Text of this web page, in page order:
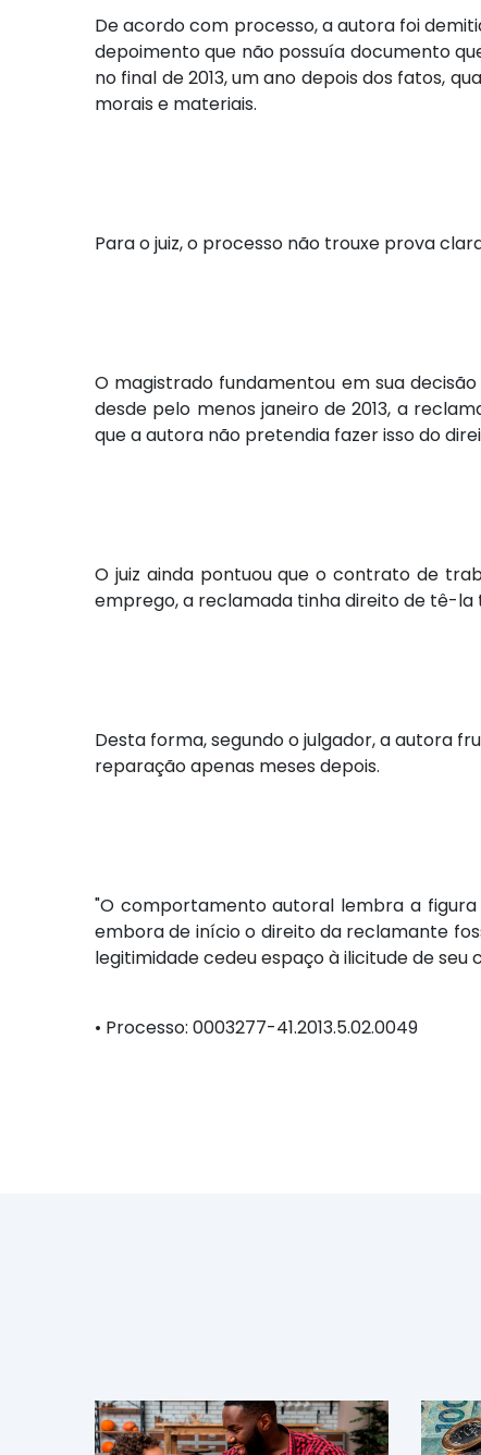
De acordo com processo, a autora foi
depoimento que não possuía documento
no final de 2013, um ano depois dos fatos,
morais e materiais.
Para o juiz, o processo não trouxe prova
O magistrado fundamentou em sua
desde pelo menos janeiro de 2013, a
que a autora não pretendia fazer isso do
O juiz ainda pontuou que o contrato de
emprego, a reclamada tinha direito de tê-la
Desta forma, segundo o julgador, a autora
reparação apenas meses depois.
"O comportamento autoral lembra a figura
embora de início o direito da reclamante
legitimidade cedeu espaço à ilicitude de
• Processo: 0003277-41.2013.5.02.0049